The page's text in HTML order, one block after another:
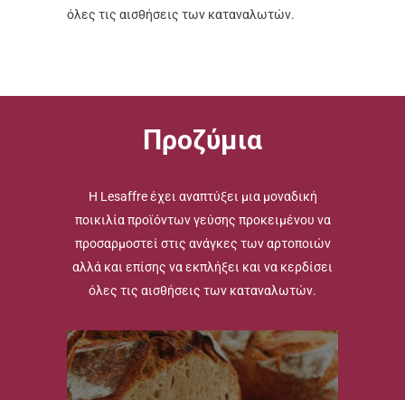
όλες τις αισθήσεις των καταναλωτών.
Προζύμια
Η Lesaffre έχει αναπτύξει μια μοναδική
ποικιλία προϊόντων γεύσης προκειμένου να
προσαρμοστεί στις ανάγκες των αρτοποιών
αλλά και επίσης να εκπλήξει και να κερδίσει
όλες τις αισθήσεις των καταναλωτών.